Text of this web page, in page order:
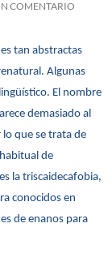
COMENTARIO
tan abstractas
Algunas
El nombre
demasiado al
que se trata de
de
la triscaidecafobia,
conocidos en
de enanos para